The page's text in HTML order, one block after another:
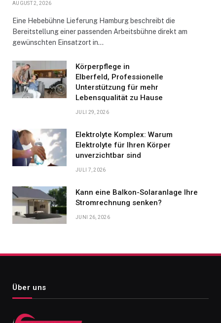
AUGUST 2, 2026
Eine Hebebühne Lieferung Hamburg beschreibt die
Bereitstellung einer passenden Arbeitsbühne direkt am
gewünschten Einsatzort in…
Körperpflege in
Elberfeld, Professionelle
Unterstützung für mehr
Lebensqualität zu Hause
JULI 29, 2026
Elektrolyte Komplex: Warum
Elektrolyte für Ihren Körper
unverzichtbar sind
JULI 7, 2026
Kann eine Balkon-Solaranlage Ihre
Stromrechnung senken?
JUNI 26, 2026
Über uns